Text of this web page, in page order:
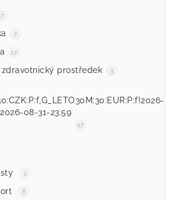
7
17
prostředek 3
08-31-23:59
17
1
8